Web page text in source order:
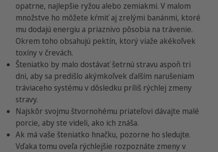
opatrne, najlepšie ryžou alebo zemiakmi. V malom
množstve ho môžete kŕmiť aj zrelými banánmi, ktoré
mu dodajú energiu a priaznivo pôsobia na trávenie.
Okrem toho obsahujú pektín, ktorý viaže akékoľvek
toxíny v črevách.
Šteniatko by malo dostávať šetrnú stravu aspoň tri
dni, aby sa predišlo akýmkoľvek ďalším narušeniam
tráviaceho systému v dôsledku príliš rýchlej zmeny
stravy.
Najskôr svojmu štvornohému priateľovi dávajte malé
porcie, aby ste videli, ako ich znáša.
Ak má vaše šteniatko hnačku, pozorne ho sledujte.
Vďaka tomu oveľa rýchlejšie rozpoznáte zmeny v